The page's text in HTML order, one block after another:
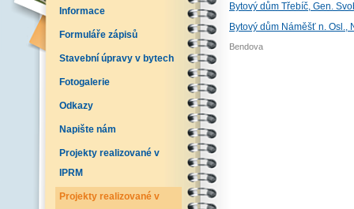
Informace
Formuláře zápisů
Stavební úpravy v bytech
Fotogalerie
Odkazy
Napište nám
Projekty realizované v
IPRM
Projekty realizované v
Bytový dům Třebíč, Gen.
Bytový dům Náměšť n. Osl.,
Bendova